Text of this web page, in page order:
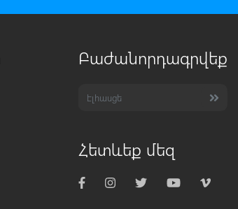
Բաժանորդագրվեք
Հետևեք մեզ